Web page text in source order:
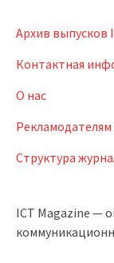
Архив выпусков
Контактная
О нас
Рекламодателям
Структура
ICT Magazine —